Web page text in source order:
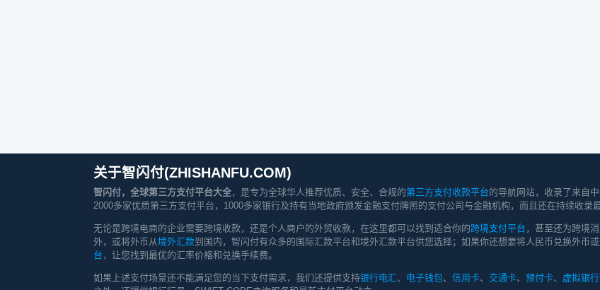
关于智闪付(ZHISHANFU.COM)
智闪付，全球第三方支付平台大全，是专为全球华人推荐优质、安全、合规的第三方支付收款平台的导航网站，收录了来自
2000多家优质第三方支付平台，1000多家银行及持有当地政府颁发金融支付牌照的支付公司与金融机构，而且还在持续收录
无论是跨境电商的企业需要跨境收款，还是个人商户的外贸收款，在这里都可以找到适合你的跨境支付平台 ，甚至还为跨境
外，或将外币从境外汇款到国内，智闪付有众多的国际汇款平台和境外汇款平台供您选择；如果你还想要将人民币兑换外币
台 ，让您找到最优的汇率价格和兑换手续费。
如果上述支付场景还不能满足您的当下支付需求，我们还提供支持银行电汇、 电子钱包、 信用卡、 交通卡、 预付卡、 虚拟银